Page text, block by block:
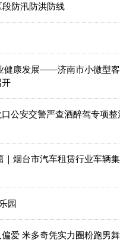
防汛防洪防线
健康发展——济南市小微型
开
公安交警严查酒醉驾专项整
｜烟台市汽车租赁行业车辆
园
爱 米多奇凭实力圈粉跑男